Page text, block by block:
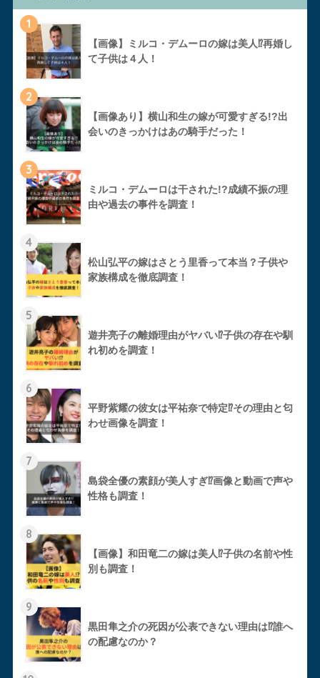
1
【画像】ミルコ・デムーロの嫁は美人⁉︎再婚し
て子供は４人！
2
【画像あり】横山和生の嫁が可愛すぎる!?出
会いのきっかけはあの騎手だった！
3
ミルコ・デムーロは干された!?成績不振の理
由や過去の事件を調査！
4
松山弘平の嫁はさとう里香って本当？子供や
家族構成を徹底調査！
5
遊井亮子の離婚理由がヤバい⁉︎子供の存在や馴
れ初めを調査！
6
平野紫耀の彼女は平祐奈で特定⁉︎その理由と匂
わせ画像を調査！
7
島袋全優の素顔が美人すぎ⁉︎画像と動画で声や
性格も調査！
8
【画像】和田竜二の嫁は美人⁉︎子供の名前や性
別も調査！
9
黒田隼之介の死因が公表できない理由は⁉︎誰へ
の配慮なのか？